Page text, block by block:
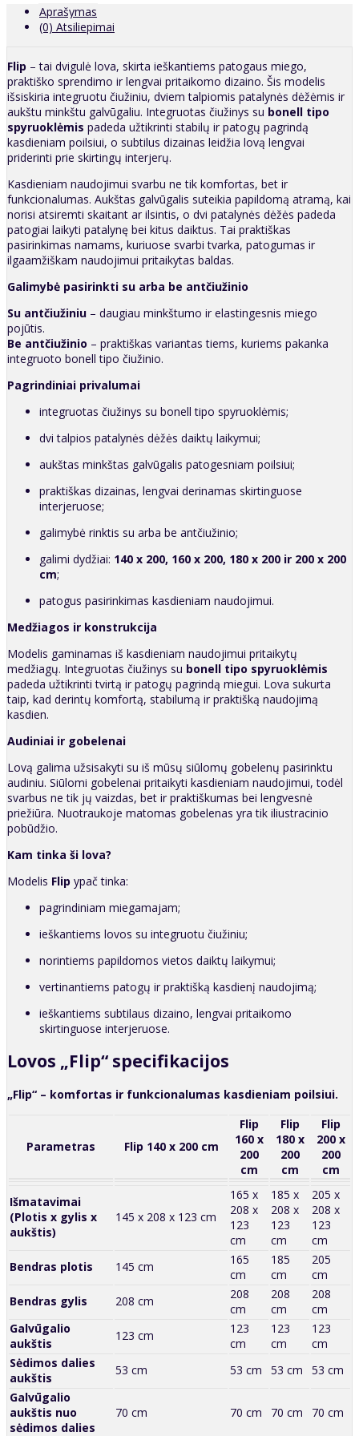
Aprašymas
(0) Atsiliepimai
Flip – tai dvigulė lova, skirta ieškantiems patogaus miego,
praktiško sprendimo ir lengvai pritaikomo dizaino. Šis modelis
išsiskiria integruotu čiužiniu, dviem talpiomis patalynės dėžėmis ir
aukštu minkštu galvūgaliu. Integruotas čiužinys su bonell tipo
spyruoklėmis padeda užtikrinti stabilų ir patogų pagrindą
kasdieniam poilsiui, o subtilus dizainas leidžia lovą lengvai
priderinti prie skirtingų interjerų.
Kasdieniam naudojimui svarbu ne tik komfortas, bet ir
funkcionalumas. Aukštas galvūgalis suteikia papildomą atramą, kai
norisi atsiremti skaitant ar ilsintis, o dvi patalynės dėžės padeda
patogiai laikyti patalynę bei kitus daiktus. Tai praktiškas
pasirinkimas namams, kuriuose svarbi tvarka, patogumas ir
ilgaamžiškam naudojimui pritaikytas baldas.
Galimybė pasirinkti su arba be antčiužinio
Su antčiužiniu – daugiau minkštumo ir elastingesnis miego
pojūtis.
Be antčiužinio – praktiškas variantas tiems, kuriems pakanka
integruoto bonell tipo čiužinio.
Pagrindiniai privalumai
integruotas čiužinys su bonell tipo spyruoklėmis;
dvi talpios patalynės dėžės daiktų laikymui;
aukštas minkštas galvūgalis patogesniam poilsiui;
praktiškas dizainas, lengvai derinamas skirtinguose
interjeruose;
galimybė rinktis su arba be antčiužinio;
galimi dydžiai: 140 x 200, 160 x 200, 180 x 200 ir 200 x 200
cm;
patogus pasirinkimas kasdieniam naudojimui.
Medžiagos ir konstrukcija
Modelis gaminamas iš kasdieniam naudojimui pritaikytų
medžiagų. Integruotas čiužinys su bonell tipo spyruoklėmis
padeda užtikrinti tvirtą ir patogų pagrindą miegui. Lova sukurta
taip, kad derintų komfortą, stabilumą ir praktišką naudojimą
kasdien.
Audiniai ir gobelenai
Lovą galima užsisakyti su iš mūsų siūlomų gobelenų pasirinktu
audiniu. Siūlomi gobelenai pritaikyti kasdieniam naudojimui, todėl
svarbus ne tik jų vaizdas, bet ir praktiškumas bei lengvesnė
priežiūra. Nuotraukoje matomas gobelenas yra tik iliustracinio
pobūdžio.
Kam tinka ši lova?
Modelis Flip ypač tinka:
pagrindiniam miegamajam;
ieškantiems lovos su integruotu čiužiniu;
norintiems papildomos vietos daiktų laikymui;
vertinantiems patogų ir praktišką kasdienį naudojimą;
ieškantiems subtilaus dizaino, lengvai pritaikomo
skirtinguose interjeruose.
Lovos „Flip“ specifikacijos
„Flip“ – komfortas ir funkcionalumas kasdieniam poilsiui.
Parametras Flip 140 x 200 cm
Flip
160 x
200
cm
Flip
180 x
200
cm
Flip
200 x
200
cm
Išmatavimai
(Plotis x gylis x
aukštis)
145 x 208 x 123 cm
165 x
208 x
123
cm
185 x
208 x
123
cm
205 x
208 x
123
cm
Bendras plotis
145 cm
165
cm
185
cm
205
cm
Bendras gylis
208 cm
208
cm
208
cm
208
cm
Galvūgalio
aukštis
123 cm
123
cm
123
cm
123
cm
Sėdimos dalies
aukštis
53 cm 53 cm 53 cm
53 cm
Galvūgalio
aukštis nuo
sėdimos dalies
70 cm 70 cm 70 cm 70 cm